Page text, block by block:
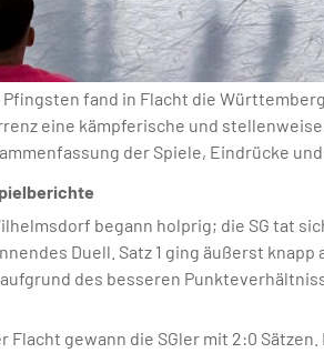
fand in Flacht die
eine kämpferische und
der Spiele, Eindrücke und
begann holprig; die SG tat
Duell. Satz 1 ging äußerst
des besseren
Flacht gewann die SGler mit 2:0